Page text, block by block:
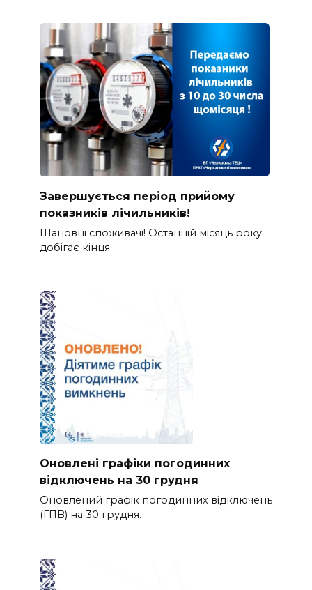
Завершується період прийому
показників лічильників!
Шановні споживачі! Останній місяць року
добігає кінця
Оновлені графіки погодинних
відключень на 30 грудня
Оновлений графік погодинних відключень
(ГПВ) на 30 грудня.